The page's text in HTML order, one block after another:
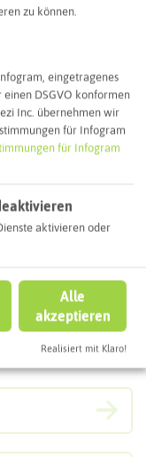
contributors |weitere Lizenzen
zu können.
eingetragenes
einen DSGVO konformen
Inc. übernehmen wir
für Infogram
für Infogram
aktivieren oder
Alle
akzeptieren
Realisiert mit Klaro!